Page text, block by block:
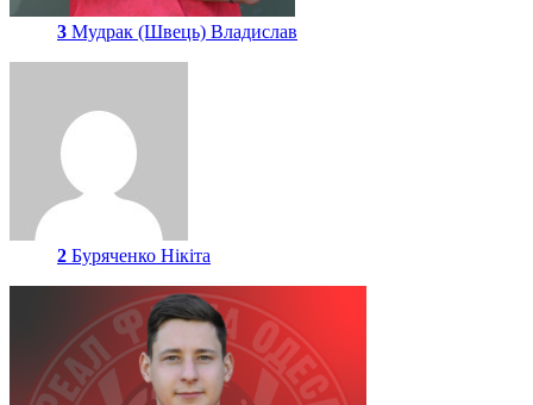
3 Мудрак (Швець) Владислав
2 Буряченко Нікіта